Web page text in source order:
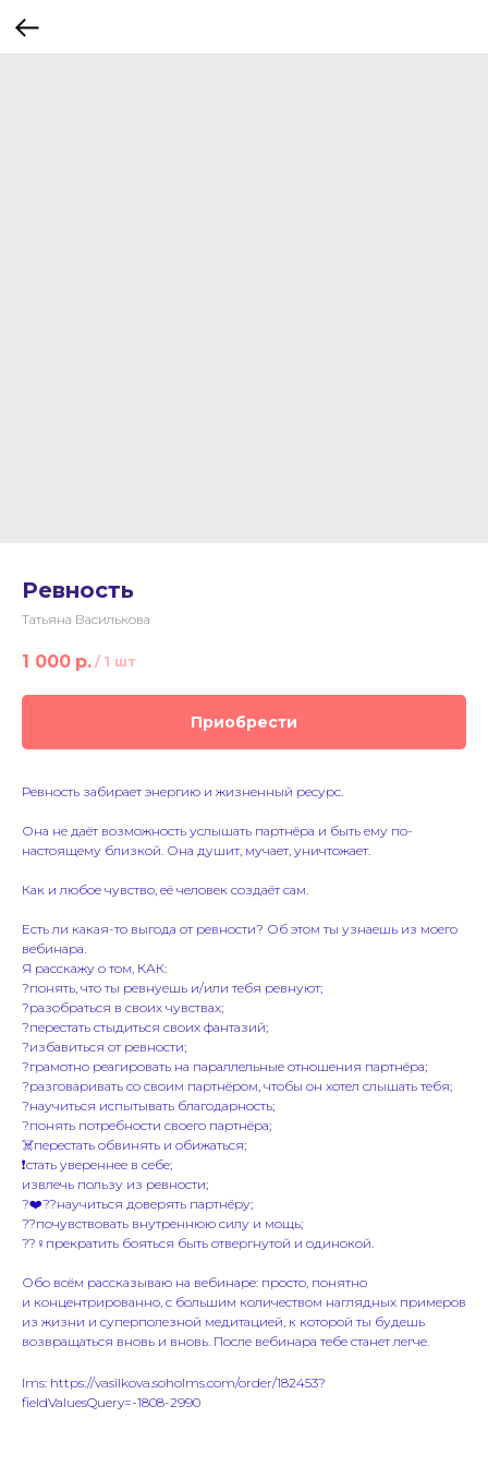
Ревность
Татьяна Василькова
1 000 р. / 1 шт
Приобрести
Ревность забирает энергию и жизненный ресурс.
Она не даёт возможность услышать партнёра и быть ему по-
настоящему близкой. Она душит, мучает, уничтожает.
Как и любое чувство, её человек создаёт сам.
Есть ли какая-то выгода от ревности? Об этом ты узнаешь из моего
вебинара.
Я расскажу о том, КАК:
?понять, что ты ревнуешь и/или тебя ревнуют;
?разобраться в своих чувствах;
?перестать стыдиться своих фантазий;
?избавиться от ревности;
?грамотно реагировать на параллельные отношения партнёра;
?разговаривать со своим партнёром, чтобы он хотел слышать тебя;
?научиться испытывать благодарность;
?понять потребности своего партнёра;
☠️перестать обвинять и обижаться;
❗️стать увереннее в себе;
извлечь пользу из ревности;
?‍❤️‍?‍?научиться доверять партнёру;
??почувствовать внутреннюю силу и мощь;
??‍♀️прекратить бояться быть отвергнутой и одинокой.
Обо всём рассказываю на вебинаре: просто, понятно
и концентрированно, с большим количеством наглядных примеров
из жизни и суперполезной медитацией, к которой ты будешь
возвращаться вновь и вновь. После вебинара тебе станет легче.
lms: https://vasilkova.soholms.com/order/182453?
fieldValuesQuery=-1808-2990